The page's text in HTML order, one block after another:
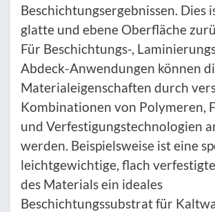
Beschichtungsergebnissen. Dies
glatte und ebene Oberfläche
Für Beschichtungs-,
Abdeck-Anwendungen können
Materialeigenschaften durch
Kombinationen von Polymeren,
und Verfestigungstechnologien
werden. Beispielsweise ist eine
leichtgewichtige, flach
des Materials ein ideales
Beschichtungssubstrat für